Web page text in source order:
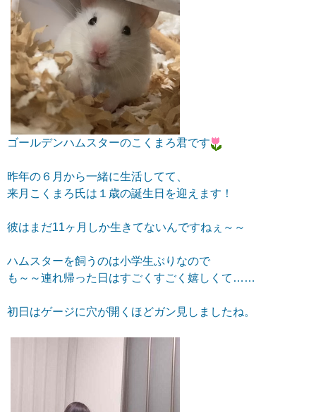
ゴールデンハムスターのこくまろ君です
昨年の６月から一緒に生活してて、
来月こくまろ氏は１歳の誕生日を迎えます！
彼はまだ11ヶ月しか生きてないんですねぇ～～
ハムスターを飼うのは小学生ぶりなので
も～～連れ帰った日はすごくすごく嬉しくて……
初日はゲージに穴が開くほどガン見しましたね。